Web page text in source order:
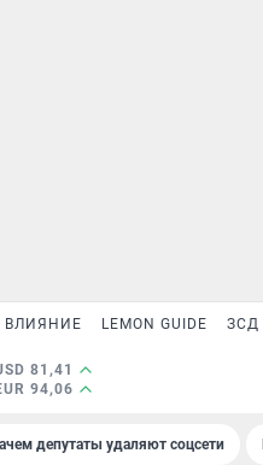
ВЛИЯНИЕ LEMON GUIDE ЗСД
81,41
94,06
депутаты удаляют соцсети